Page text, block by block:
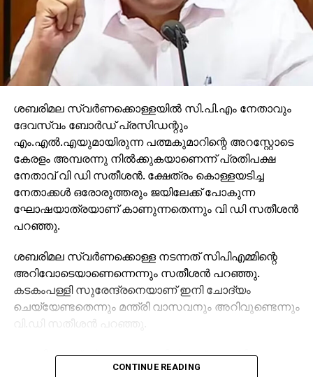
ശബരിമല സ്വര്‍ണക്കൊള്ളയില്‍ സി.പി.എം നേതാവും
ദേവസ്വം ബോര്‍ഡ് പ്രസിഡന്റും
എം.എല്‍.എയുമായിരുന്ന പത്മകുമാറിന്റെ അറസ്റ്റോടെ
കേരളം അമ്പരന്നു നില്‍ക്കുകയാണെന്ന് പ്രതിപക്ഷ
നേതാവ് വി ഡി സതീശന്‍. ക്ഷേത്രം കൊള്ളയടിച്ച
നേതാക്കള്‍ ഒരോരുത്തരും ജയിലേക്ക് പോകുന്ന
ഘോഷയാത്രയാണ് കാണുന്നതെന്നും വി ഡി സതീശന്‍
പറഞ്ഞു.
ശബരിമല സ്വര്‍ണക്കൊള്ള നടന്നത് സിപിഎമ്മിന്റെ
അറിവോടെയാണെന്നെന്നും സതീശന്‍ പറഞ്ഞു.
കടകംപള്ളി സുരേന്ദ്രനെയാണ് ഇനി ചോദ്യം
ചെയ്യേണ്ടതെന്നും മന്ത്രി വാസവനും അറിവുണ്ടെന്നും
വി.ഡി സതീശന്‍ പറഞ്ഞു.
ശബരിമല സ്വര്‍ണക്കൊള്ളയില്‍ മുഖ്യമന്ത്രി
പിണറായി വിജയന്‍ എന്തുകൊണ്ട് മൗനം പാലിക്കുന്നു.
CONTINUE READING